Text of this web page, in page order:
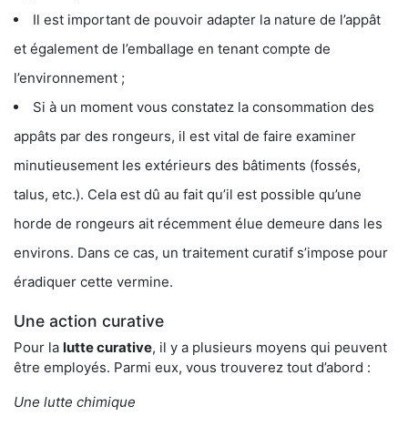
Il est important de pouvoir adapter la nature de l’appât
et également de l’emballage en tenant compte de
l’environnement ;
Si à un moment vous constatez la consommation des
appâts par des rongeurs, il est vital de faire examiner
minutieusement les extérieurs des bâtiments (fossés,
talus, etc.). Cela est dû au fait qu’il est possible qu’une
horde de rongeurs ait récemment élue demeure dans les
environs. Dans ce cas, un traitement curatif s’impose pour
éradiquer cette vermine.
Une action curative
Pour la lutte curative, il y a plusieurs moyens qui peuvent
être employés. Parmi eux, vous trouverez tout d’abord :
Une lutte chimique